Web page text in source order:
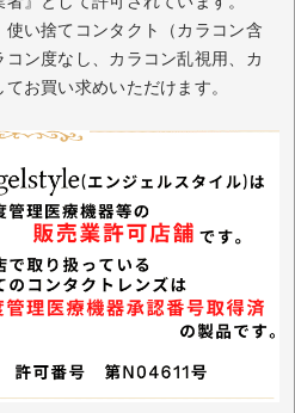
い捨てコンタクト（カラコン含
ン度なし、カラコン乱視用、カ
お買い求めいただけます。